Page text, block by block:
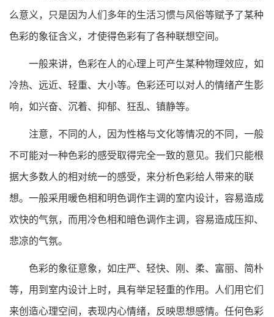
么意义，只是因为人们多年的生活习惯与风俗等赋予了某种
色彩的象征含义，才使得色彩有了各种联想空间。
一般来讲，色彩在人的心理上可产生某种物理效应，如
冷热、远近、轻重、大小等。色彩还可以对人的情绪产生影
响，如兴奋、沉着、抑郁、狂乱、镇静等。
注意，不同的人，因为性格与文化等情况的不同，一般
不可能对一种色彩的感受取得完全一致的意见。我们只能根
据大多数人的相对统一的感受，来分析色彩给人带来的联
想。一般采用暖色相和明色调作主调的室内设计，容易造成
欢快的气氛，而用冷色相和暗色调作主调，容易造成压抑、
悲凉的气氛。
色彩的象征意象，如庄严、轻快、刚、柔、富丽、简朴
等，用到室内设计上时，具有举足轻重的作用。人们用它们
来创造心理空间，表现内心情绪，反映思想感情。任何色彩